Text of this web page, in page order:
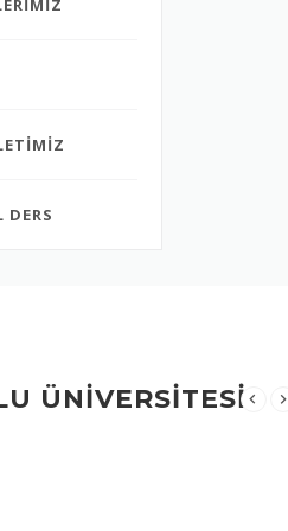
ÜNİVERSİTESİ